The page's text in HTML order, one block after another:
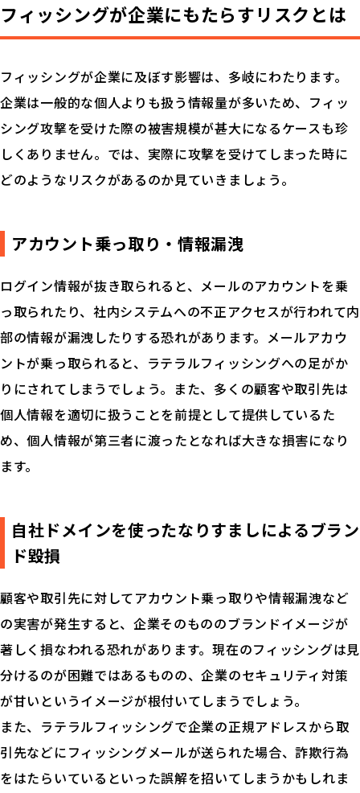
フィッシングが企業にもたらすリスクとは
フィッシングが企業に及ぼす影響は、多岐にわたります。
企業は一般的な個人よりも扱う情報量が多いため、フィッ
シング攻撃を受けた際の被害規模が甚大になるケースも珍
しくありません。では、実際に攻撃を受けてしまった時に
どのようなリスクがあるのか見ていきましょう。
アカウント乗っ取り・情報漏洩
ログイン情報が抜き取られると、メールのアカウントを乗
っ取られたり、社内システムへの不正アクセスが行われて内
部の情報が漏洩したりする恐れがあります。メールアカウ
ントが乗っ取られると、ラテラルフィッシングへの足がか
りにされてしまうでしょう。また、多くの顧客や取引先は
個人情報を適切に扱うことを前提として提供しているた
め、個人情報が第三者に渡ったとなれば大きな損害になり
ます。
自社ドメインを使ったなりすましによるブラン
ド毀損
顧客や取引先に対してアカウント乗っ取りや情報漏洩など
の実害が発生すると、企業そのもののブランドイメージが
著しく損なわれる恐れがあります。現在のフィッシングは見
分けるのが困難ではあるものの、企業のセキュリティ対策
が甘いというイメージが根付いてしまうでしょう。
また、ラテラルフィッシングで企業の正規アドレスから取
引先などにフィッシングメールが送られた場合、詐欺行為
をはたらいているといった誤解を招いてしまうかもしれま